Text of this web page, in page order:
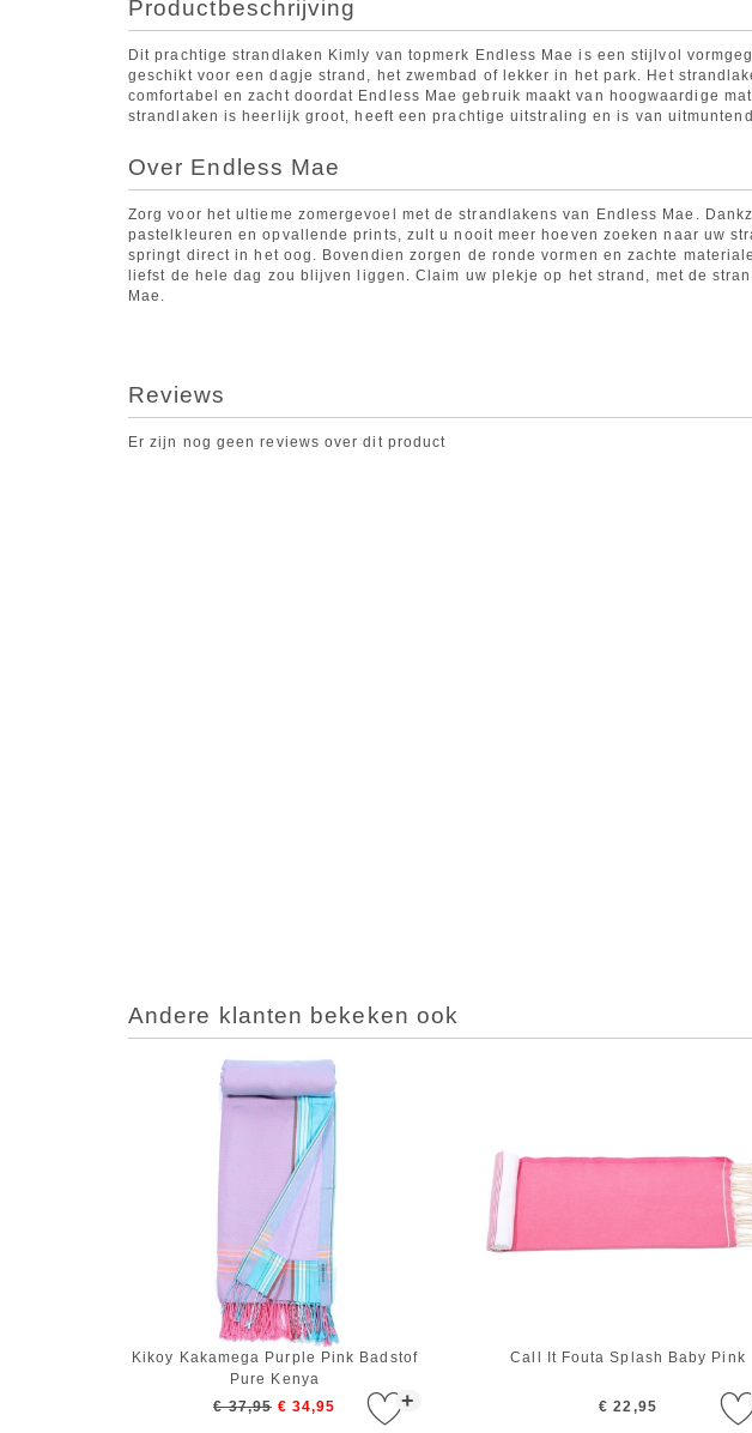
Productbeschrijving
Dit prachtige strandlaken Kimly van topmerk Endless Mae is een stijlvol
geschikt voor een dagje strand, het zwembad of lekker in het park. Het
comfortabel en zacht doordat Endless Mae gebruik maakt van hoogwaardige
strandlaken is heerlijk groot, heeft een prachtige uitstraling en is van
Over Endless Mae
Zorg voor het ultieme zomergevoel met de strandlakens van Endless Mae.
pastelkleuren en opvallende prints, zult u nooit meer hoeven zoeken naar uw
springt direct in het oog. Bovendien zorgen de ronde vormen en zachte
liefst de hele dag zou blijven liggen. Claim uw plekje op het strand, met de
Mae.
Reviews
Er zijn nog geen reviews over dit product
Andere klanten bekeken ook
+
Kikoy Kakamega Purple Pink Badstof
Pure Kenya
€ 37,95 € 34,95
Call It Fouta Splash Baby Pink
€ 22,95